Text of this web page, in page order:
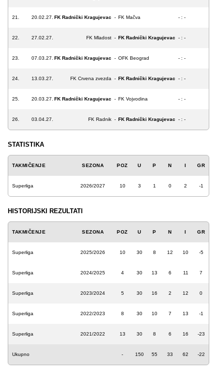
21. 20.02.27. FK Radnički Kragujevac - FK Mačva - : -
22. 27.02.27. FK Mladost - FK Radnički Kragujevac - : -
23. 07.03.27. FK Radnički Kragujevac - OFK Beograd - : -
24. 13.03.27. FK Crvena zvezda - FK Radnički Kragujevac - : -
25. 20.03.27. FK Radnički Kragujevac - FK Vojvodina - : -
26. 03.04.27. FK Radnik - FK Radnički Kragujevac - : -
STATISTIKA
TAKMIČENJE SEZONA POZ U P N I GR
Superliga 2026/2027 10 3 1 0 2 -1
HISTORIJSKI REZULTATI
TAKMIČENJE SEZONA POZ U P N I GR
Superliga 2025/2026 10 30 8 12 10 -5
Superliga 2024/2025 4 30 13 6 11 7
Superliga 2023/2024 5 30 16 2 12 0
Superliga 2022/2023 8 30 10 7 13 -1
Superliga 2021/2022 13 30 8 6 16 -23
Ukupno - 150 55 33 62 -22